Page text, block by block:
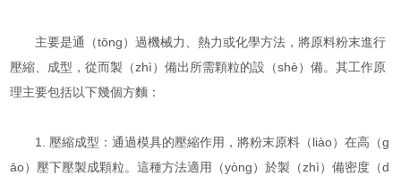
主要是通（tōng）過機械力、熱力或化學方法，將原料粉末進行
壓縮、成型，從而製（zhì）備出所需顆粒的設（shè）備。其工作原
理主要包括以下幾個方麵：
1. 壓縮成型：通過模具的壓縮作用，將粉末原料（liào）在高（g
āo）壓下壓製成顆粒。這種方法適用（yòng）於製（zhì）備密度（d